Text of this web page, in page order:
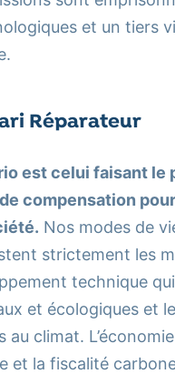
et un tiers
Réparateur
est celui faisant le
compensation pour
Nos modes de
strictement les
technique
et écologiques et
au climat. L’économie
et la fiscalité